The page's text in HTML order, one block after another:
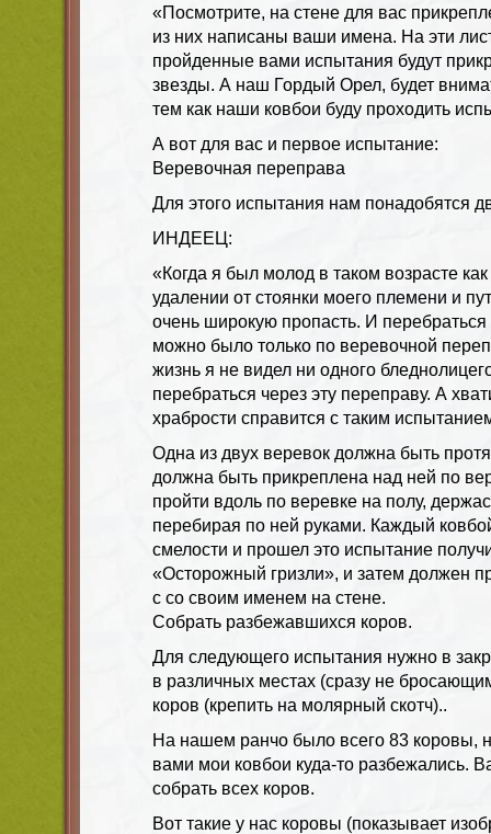
«Посмотрите, на стене для вас
из них написаны ваши имена. На эти
пройденные вами испытания будут
звезды. А наш Гордый Орел, будет
тем как наши ковбои буду проходить
А вот для вас и первое испытание:
Веревочная переправа
Для этого испытания нам понадобятся
ИНДЕЕЦ:
«Когда я был молод в таком возрасте
удалении от стоянки моего племени и
очень широкую пропасть. И перебраться
можно было только по веревочной
жизнь я не видел ни одного
перебраться через эту переправу. А
храбрости справится с таким
Одна из двух веревок должна быть
должна быть прикреплена над ней по
пройти вдоль по веревке на полу,
перебирая по ней руками. Каждый
смелости и прошел это испытание
«Осторожный гризли», и затем должен
с со своим именем на стене.
Собрать разбежавшихся коров.
Для следующего испытания нужно в
в различных местах (сразу не
коров (крепить на молярный скотч)..
На нашем ранчо было всего 83 коровы,
вами мои ковбои куда-то разбежались.
собрать всех коров.
Вот такие у нас коровы (показывает